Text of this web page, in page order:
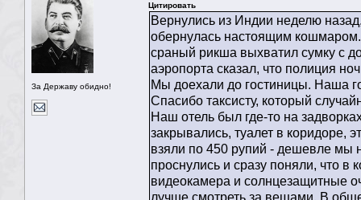
За Державу обидно!
Цитировать
Вернулись из Индии неделю
обернулась настоящим кошмаром.
сраный рикша выхватил сумку с
аэропорта сказал, что полиция
Мы доехали до гостиницы. Наша
Спасибо таксисту, который
Наш отель был где-то на
закрывались, туалет в коридоре,
взяли по 450 рупий - дешевле мы
проснулись и сразу поняли, что
видеокамера и солнцезащитные